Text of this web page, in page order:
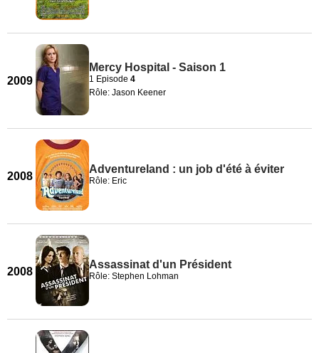
2009
Mercy Hospital - Saison 1
1 Episode 4
Rôle: Jason Keener
2008
Adventureland : un job d'été à éviter
Rôle: Eric
2008
Assassinat d'un Président
Rôle: Stephen Lohman